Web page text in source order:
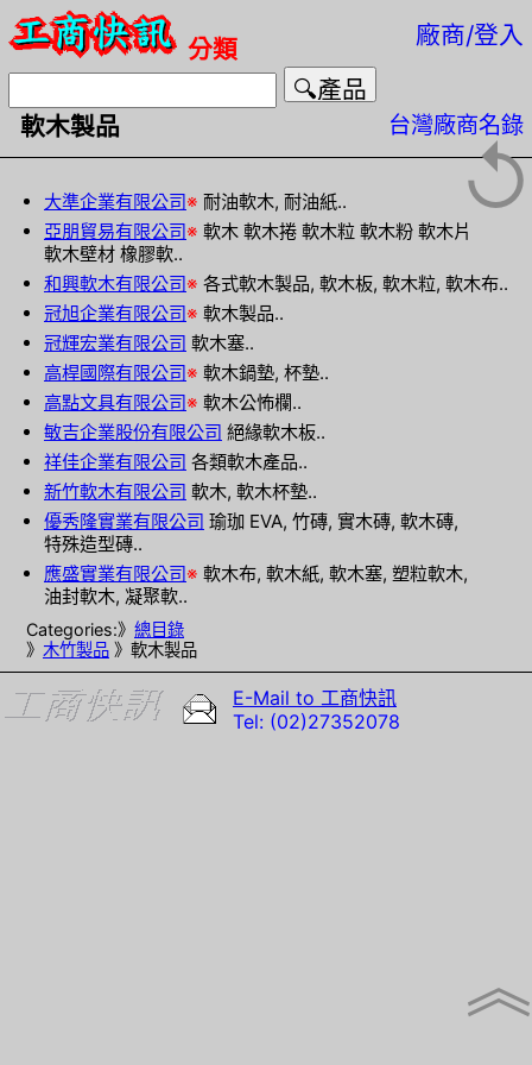
分類 廠商/登入
軟木製品 台灣廠商名錄
大準企業有限公司※ 耐油軟木, 耐油紙..
亞朋貿易有限公司※ 軟木 軟木捲 軟木粒 軟木粉 軟木片
軟木壁材 橡膠軟..
和興軟木有限公司※ 各式軟木製品, 軟木板, 軟木粒, 軟木布..
冠旭企業有限公司※ 軟木製品..
冠輝宏業有限公司 軟木塞..
高桿國際有限公司※ 軟木鍋墊, 杯墊..
高點文具有限公司※ 軟木公怖欄..
敏吉企業股份有限公司 絕緣軟木板..
祥佳企業有限公司 各類軟木產品..
新竹軟木有限公司 軟木, 軟木杯墊..
優秀隆實業有限公司 瑜珈 EVA, 竹磚, 實木磚, 軟木磚,
特殊造型磚..
應盛實業有限公司※ 軟木布, 軟木紙, 軟木塞, 塑粒軟木,
油封軟木, 凝聚軟..
Categories:》 總目錄
》 木竹製品 》軟木製品
E-Mail to 工商快訊
Tel: (02)27352078
︽
↺